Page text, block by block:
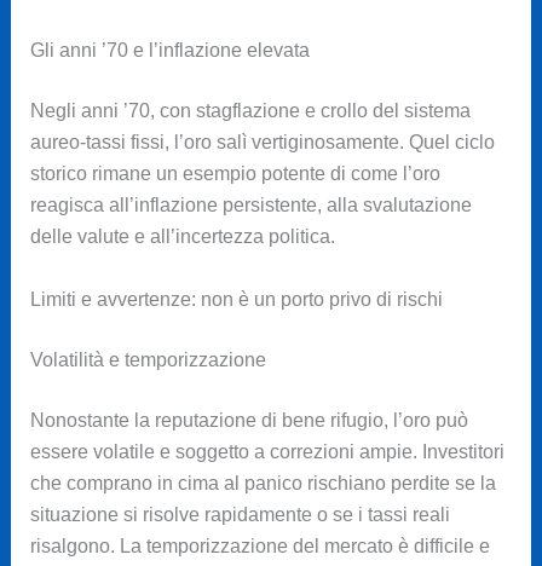
Gli anni ’70 e l’inflazione elevata
Negli anni ’70, con stagflazione e crollo del sistema
aureo-tassi fissi, l’oro salì vertiginosamente. Quel ciclo
storico rimane un esempio potente di come l’oro
reagisca all’inflazione persistente, alla svalutazione
delle valute e all’incertezza politica.
Limiti e avvertenze: non è un porto privo di rischi
Volatilità e temporizzazione
Nonostante la reputazione di bene rifugio, l’oro può
essere volatile e soggetto a correzioni ampie. Investitori
che comprano in cima al panico rischiano perdite se la
situazione si risolve rapidamente o se i tassi reali
risalgono. La temporizzazione del mercato è difficile e